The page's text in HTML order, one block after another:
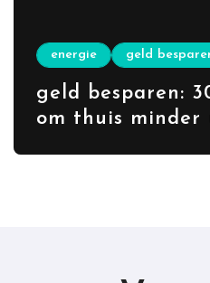
energie geld
geld besparen:
om thuis minder